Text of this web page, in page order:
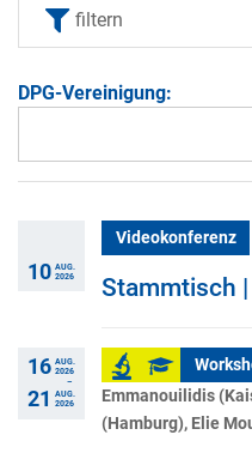
question
mark
to
the
shortcuts
changing
filtern
DPG-Vereinigung:
10 AUG.
2026
Videokonferenz
Stammtisch |
16 AUG.
2026
–
21
AUG.
2026
Emmanouilidis
(Hamburg), Elie